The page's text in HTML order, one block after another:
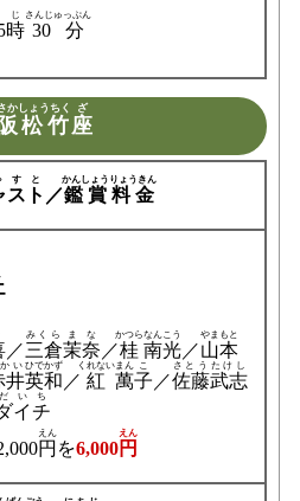
時
じ
30分
さんじゅっぷん
か
松竹
しょうちく
座
ざ
スト
すと
／鑑賞
かんしょう
料金
りょうきん
／三倉
みくら
茉奈
まな
／桂
かつら
南光
なんこう
／山本
やまもと
井
い
英和
ひでかず
／ 紅
くれない
萬
まん
子
こ
／佐藤
さとう
武志
たけし
イチ
だいち
円
えん
を6,000円
えん